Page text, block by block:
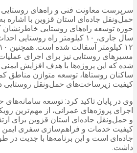
سرپرست معاونت فنی و راه‌های روستایی
حمل‌ونقل جاده‌ای استان قزوین با اشاره
حوزه توسعه راه‌های روستایی
مسیرهای روستایی نیز برای اجرای
شده که این پروژه‌ها با هدف افزایش
ساکنان روستاها، توسعه متوازن مناطق
کیفیت زیرساخت‌های حمل‌ونقل روستایی
وی در پایان تاکید کرد: توسعه
اجرای پروژه‌های عمرانی، از مهم‌ترین
و حمل‌ونقل جاده‌ای استان قزوین برای
کیفیت خدمات و فراهم‌سازی سفری ایمن
جاده‌ای است و این برنامه‌ها با جدیت در
داشت.